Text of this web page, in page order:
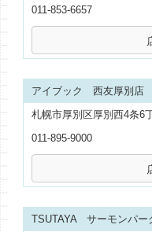
011-853-6657
アイブック 西友厚別店
札幌市厚別区厚別西4条6
011-895-9000
TSUTAYA サーモンパー